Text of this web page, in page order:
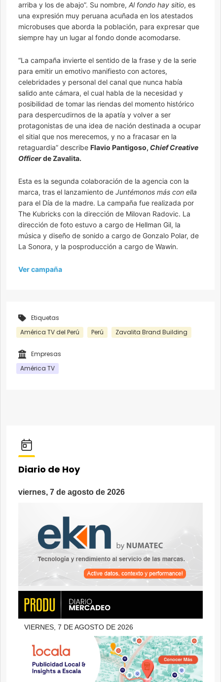
arriba y los de abajo”. Su nombre, Al fondo hay sitio, es
una expresión muy peruana acuñada en los atestados
microbuses que aborda la población, para expresar que
siempre hay un lugar al fondo donde acomodarse.
“La campaña invierte el sentido de la frase y de la serie
para emitir un emotivo manifiesto con actores,
celebridades y personal del canal que nunca había
salido ante cámara, el cual habla de la necesidad y
posibilidad de tomar las riendas del momento histórico
para despercudirnos de la apatía y volver a ser
protagonistas de una idea de nación destinada a ocupar
el sitial que nos merecemos, y no a fracasar en la
retaguardia” describe Flavio Pantigoso, Chief Creative
Officerde Zavalita.
Esta es la segunda colaboración de la agencia con la
marca, tras el lanzamiento de Juntémonos más con ella
para el Día de la madre. La campaña fue realizada por
The Kubricks con la dirección de Milovan Radovic. La
dirección de foto estuvo a cargo de Hellman Gil, la
música y diseño de sonido a cargo de Gonzalo Polar, de
La Sonora, y la posproducción a cargo de Wawin.
Ver campaña
Etiquetas
América TV del Perú
Perú Zavalita Brand Building
Empresas
América TV
Diario de Hoy
viernes, 7 de agosto de 2026